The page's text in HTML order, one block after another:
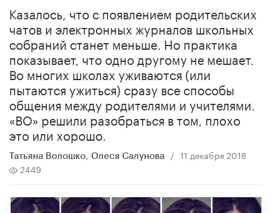
Казалось, что с появлением родительских
чатов и электронных журналов школьных
собраний станет меньше. Но практика
показывает, что одно другому не мешает.
Во многих школах уживаются (или
пытаются ужиться) сразу все способы
общения между родителями и учителями.
«ВО» решили разобраться в том, плохо
это или хорошо.
Татьяна Волошко, Олеся Салунова / 11 декабря 2018
2449